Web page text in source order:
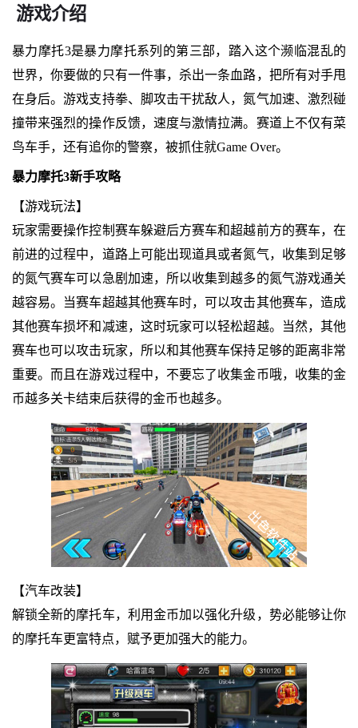
游戏介绍
暴力摩托3是暴力摩托系列的第三部，踏入这个濒临混乱的
世界，你要做的只有一件事，杀出一条血路，把所有对手甩
在身后。游戏支持拳、脚攻击干扰敌人，氮气加速、激烈碰
撞带来强烈的操作反馈，速度与激情拉满。赛道上不仅有菜
鸟车手，还有追你的警察，被抓住就Game Over。
暴力摩托3新手攻略
【游戏玩法】
玩家需要操作控制赛车躲避后方赛车和超越前方的赛车，在
前进的过程中，道路上可能出现道具或者氮气，收集到足够
的氮气赛车可以急剧加速，所以收集到越多的氮气游戏通关
越容易。当赛车超越其他赛车时，可以攻击其他赛车，造成
其他赛车损坏和减速，这时玩家可以轻松超越。当然，其他
赛车也可以攻击玩家，所以和其他赛车保持足够的距离非常
重要。而且在游戏过程中，不要忘了收集金币哦，收集的金
币越多关卡结束后获得的金币也越多。
【汽车改装】
解锁全新的摩托车，利用金币加以强化升级，势必能够让你
的摩托车更富特点，赋予更加强大的能力。